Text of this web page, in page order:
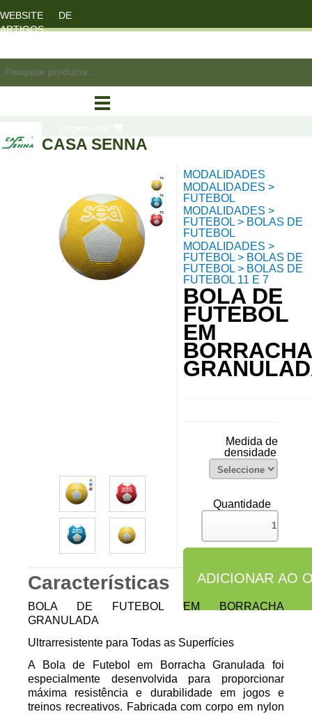
WEBSITE DE
ARTIGOS
CASA SENNA
MODALIDADES
MODALIDADES >
FUTEBOL
MODALIDADES >
FUTEBOL > BOLAS DE
FUTEBOL
MODALIDADES >
FUTEBOL > BOLAS DE
FUTEBOL > BOLAS DE
FUTEBOL 11 E 7
BOLA DE
FUTEBOL
EM
BORRACHA
Medida de
densidade
Quantidade
Características
BOLA DE FUTEBOL EM BORRACHA
GRANULADA
Ultrarresistente para Todas as Superfícies
A
Bola de Futebol em Borracha Granulada foi
especialmente desenvolvida para proporcionar
máxima resistência e durabilidade em jogos e
treinos recreativos. Fabricada comcorpo em nylon